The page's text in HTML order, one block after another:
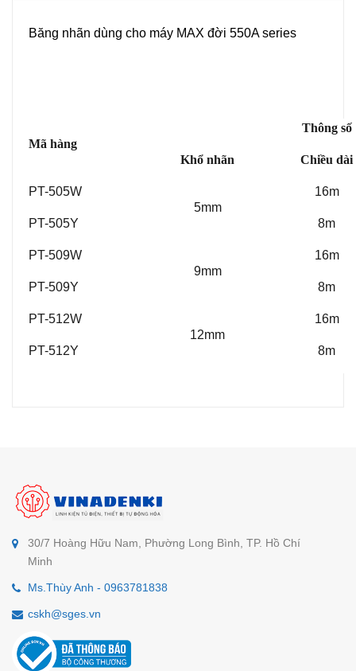
Băng nhãn dùng cho máy MAX đời 550A series
Mã hàng
Thông số
Khổ nhãn Chiều dài
PT-505W
5mm
16m
PT-505Y 8m
PT-509W
9mm
16m
PT-509Y 8m
PT-512W
12mm
16m
PT-512Y 8m
30/7 Hoàng Hữu Nam, Phường Long Bình, TP. Hồ Chí
Minh
Ms.Thùy Anh - 0963781838
cskh@sges.vn